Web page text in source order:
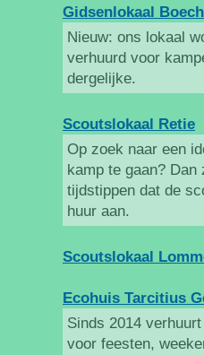
Gidsenlokaal
Nieuw: ons lokaal
verhuurd voor
dergelijke.
Scoutslokaal Retie
Op zoek naar een
kamp te gaan?
tijdstippen dat de
huur aan.
Scoutslokaal
Ecohuis Tarcitius
Sinds 2014
voor feesten,